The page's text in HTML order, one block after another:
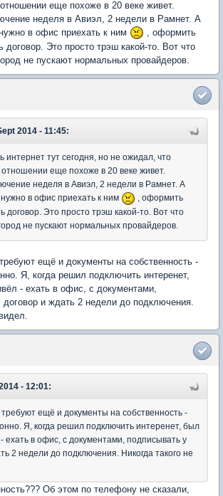
еще похоже в 20 веке живет.
неделя в Авиэл, 2 недели в Рамнет. А
в офис приехать к ним
, оформить
договор. Это просто трэш какой-то. Вот что
не пускают нормальных провайдеров.
2014 - 11:45:
интернет тут сегодня, но не ожидал, что
отношении еще похоже в 20 веке живет.
неделя в Авиэл, 2 недели в Рамнет. А
в офис приехать к ним
, оформить
договор. Это просто трэш какой-то. Вот что
не пускают нормальных провайдеров.
ещё и документы на собственность -
Я, когда решил подключить интеренет,
- ехать в офис, с документами,
договор и ждать 2 недели до подключения.
- 12:01:
ещё и документы на собственность -
Я, когда решил подключить интеренет, был
ехать в офис, с документами, подписывать у
2 недели до подключения. Никогда такого не
Об этом по телефону не сказали,